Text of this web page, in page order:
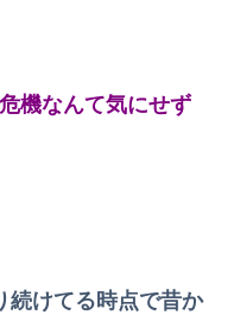
と電話がヤバい
機なんて気にせず
続けてる時点で昔か